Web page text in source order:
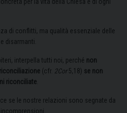
per la vita della Chiesa e di ogni
di conflitti, ma qualità essenziale delle
disarmanti.
interpella tutti noi, perché non
(cfr. 2Cor5,18) se non
riconciliate.
se le nostre relazioni sono segnate da